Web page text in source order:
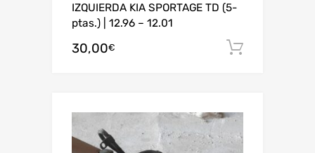
IZQUIERDA KIA SPORTAGE TD (5-
ptas.) | 12.96 – 12.01
30,00€